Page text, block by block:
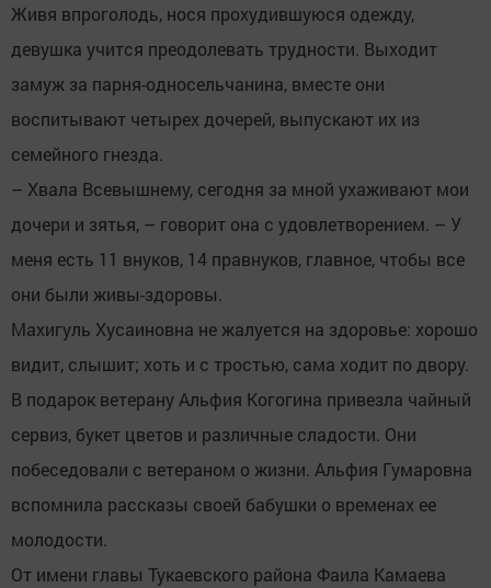
Живя впроголодь, нося прохудившуюся одежду,
девушка учится преодолевать трудности. Выходит
замуж за парня-односельчанина, вместе они
воспитывают четырех дочерей, выпускают их из
семейного гнезда.
– Хвала Всевышнему, сегодня за мной ухаживают мои
дочери и зятья, – говорит она с удовлетворением. – У
меня есть 11 внуков, 14 правнуков, главное, чтобы все
они были живы-здоровы.
Махигуль Хусаиновна не жалуется на здоровье: хорошо
видит, слышит; хоть и с тростью, сама ходит по двору.
В подарок ветерану Альфия Когогина привезла чайный
сервиз, букет цветов и различные сладости. Они
побеседовали с ветераном о жизни. Альфия Гумаровна
вспомнила рассказы своей бабушки о временах ее
молодости.
От имени главы Тукаевского района Фаила Камаева